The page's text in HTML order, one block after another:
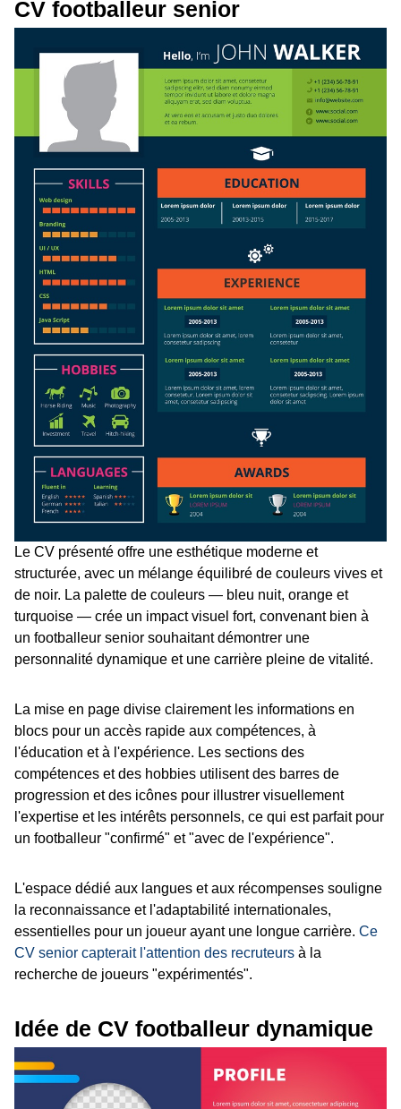
CV footballeur senior
Le CV présenté offre une esthétique moderne et
structurée, avec un mélange équilibré de couleurs vives et
de noir. La palette de couleurs — bleu nuit, orange et
turquoise — crée un impact visuel fort, convenant bien à
un footballeur senior souhaitant démontrer une
personnalité dynamique et une carrière pleine de vitalité.
La mise en page divise clairement les informations en
blocs pour un accès rapide aux compétences, à
l'éducation et à l'expérience. Les sections des
compétences et des hobbies utilisent des barres de
progression et des icônes pour illustrer visuellement
l'expertise et les intérêts personnels, ce qui est parfait pour
un footballeur "confirmé" et "avec de l'expérience".
L'espace dédié aux langues et aux récompenses souligne
la reconnaissance et l'adaptabilité internationales,
essentielles pour un joueur ayant une longue carrière. Ce
CV senior capterait l'attention des recruteurs à la
recherche de joueurs "expérimentés".
Idée de CV footballeur dynamique